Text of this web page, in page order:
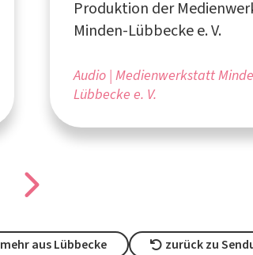
Produktion der
Minden-Lübbecke e. V.
Audio Medienwerkstatt
Lübbecke e. V.
mehr aus Lübbecke zurück zu